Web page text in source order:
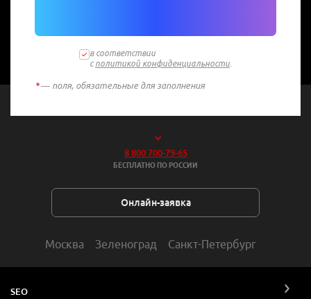
в соответствии
с политикой конфиденциальности
*— поля, обязательные для заполнения
8 800 700-79-65
БЕСПЛАТНО ПО РОССИИ
Онлайн-заявка
Москва Зеленоград Санкт-Петербург
SEO